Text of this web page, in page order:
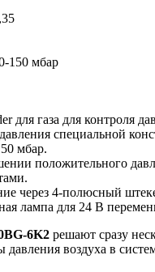
150 мбар
для газа для контроля
давления специальной
мбар.
положительного
через 4-полюсный
лампа для 24 В
6K2 решают сразу
давления воздуха в